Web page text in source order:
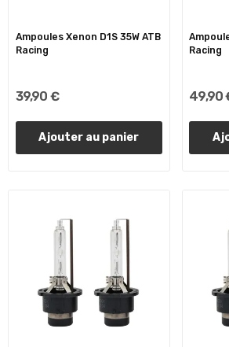
Ampoules Xenon D1S 35W ATB
Racing
39,90 €
Ajouter au panier
Racing
49,90